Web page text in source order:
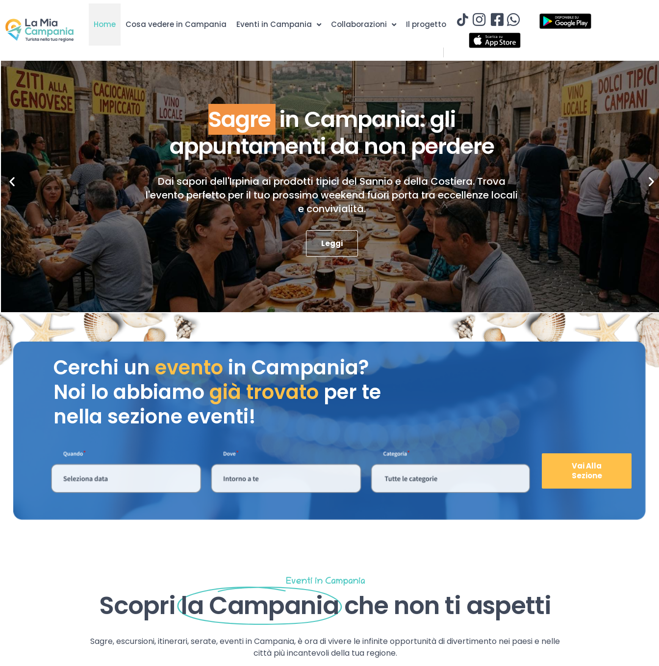
Home Cosa vedere in Campania Eventi in Campania Collaborazioni Il progetto
Sagre in Campania: gli
appuntamenti da non perdere
Dai sapori dell'Irpinia ai prodotti tipici del Sannio e della Costiera. Trova
l'evento perfetto per il tuo prossimo weekend fuori porta tra eccellenze locali
e convivialità.
Leggi
Cerchi uneventoin Campania?
Noi lo abbiamogià trovato per te
nella sezione eventi!
Vai Alla
Sezione
Eventi in Campania
Scoprila Campaniache non ti aspetti
Sagre, escursioni, itinerari, serate, eventi in Campania, è ora di vivere le infinite opportunità di divertimento nei paesi e nelle
città più incantevoli della tua regione.